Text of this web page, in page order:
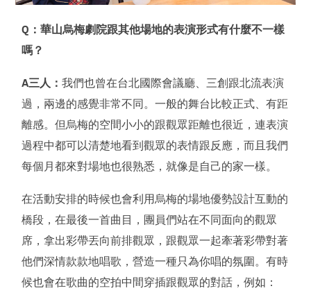
Q：華山烏梅劇院跟其他場地的表演形式有什麼不一樣
嗎？
A三人： 我們也曾在台北國際會議廳、三創跟北流表演
過，兩邊的感覺非常不同。一般的舞台比較正式、有距
離感。但烏梅的空間小小的跟觀眾距離也很近，連表演
過程中都可以清楚地看到觀眾的表情跟反應，而且我們
每個月都來對場地也很熟悉，就像是自己的家一樣。
在活動安排的時候也會利用烏梅的場地優勢設計互動的
橋段，在最後一首曲目，團員們站在不同面向的觀眾
席，拿出彩帶丟向前排觀眾，跟觀眾一起牽著彩帶對著
他們深情款款地唱歌，營造一種只為你唱的氛圍。有時
候也會在歌曲的空拍中間穿插跟觀眾的對話，例如：